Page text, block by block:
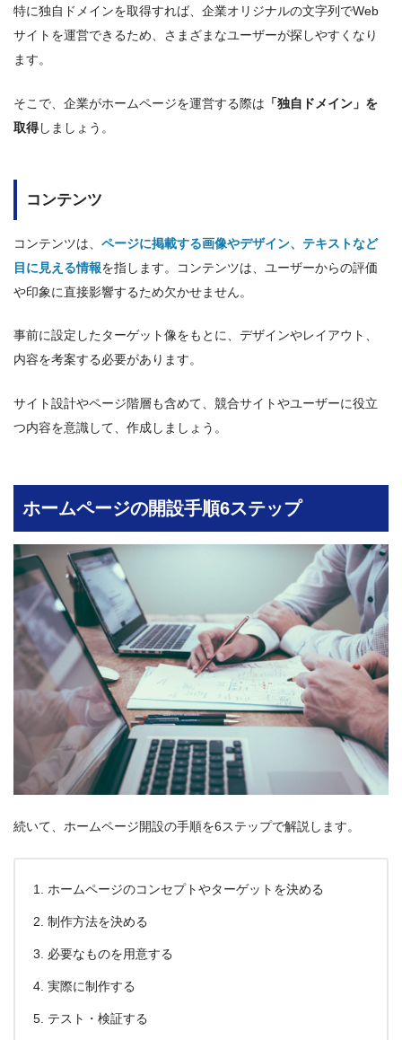
特に独自ドメインを取得すれば、企業オリジナルの文字列でWeb
サイトを運営できるため、さまざまなユーザーが探しやすくなり
ます。
そこで、企業がホームページを運営する際は 「独自ドメイン」を
取得しましょう。
コンテンツ
コンテンツは、 ページに掲載する画像やデザイン、テキストなど
目に見える情報を指します。コンテンツは、ユーザーからの評価
や印象に直接影響するため欠かせません。
事前に設定したターゲット像をもとに、デザインやレイアウト、
内容を考案する必要があります。
サイト設計やページ階層も含めて、競合サイトやユーザーに役立
つ内容を意識して、作成しましょう。
ホームページの開設手順6ステップ
続いて、ホームページ開設の手順を6ステップで解説します。
ホームページのコンセプトやターゲットを決める
制作方法を決める
必要なものを用意する
実際に制作する
テスト・検証する